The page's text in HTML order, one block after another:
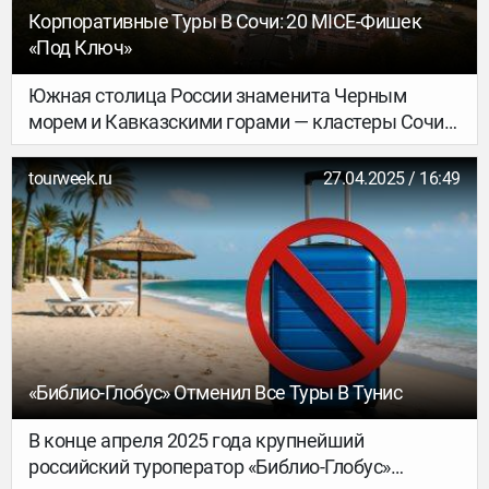
авторка телеграм-канала о переезде во
Францию по программе «Паспорт таланта»,
Алина Лутаева. В свежем материале Алина
рассказывает, куда идти за современным
искусством в Париже и ближайших
окрестностях: от музеев с громкими именами до
локальных пространств, где рождается новая
сцена.
Корпоративные Туры В Сочи: 20 MICE-Фишек
«под Ключ»
Южная столица России знаменита Черным
морем и Кавказскими горами — кластеры Сочи
так и называются: Морской и Горный.
tourweek.ru 27.04.2025 / 16:49
«Библио-Глобус» Отменил Все Туры В Тунис
В конце апреля 2025 года крупнейший
российский туроператор «Библио-Глобус»